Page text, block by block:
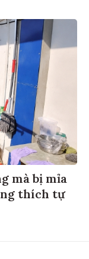
mà bị mỉa
thích tự